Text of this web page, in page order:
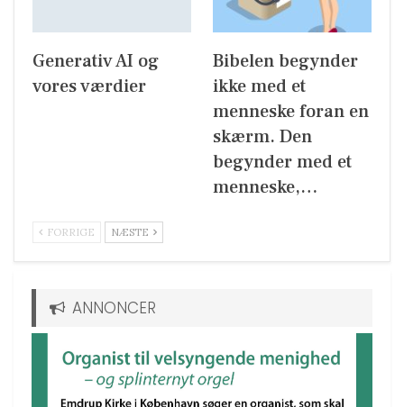
Generativ AI og
vores værdier
Bibelen begynder
ikke med et
menneske foran en
skærm. Den
begynder med et
menneske,…
FORRIGE NÆSTE
ANNONCER